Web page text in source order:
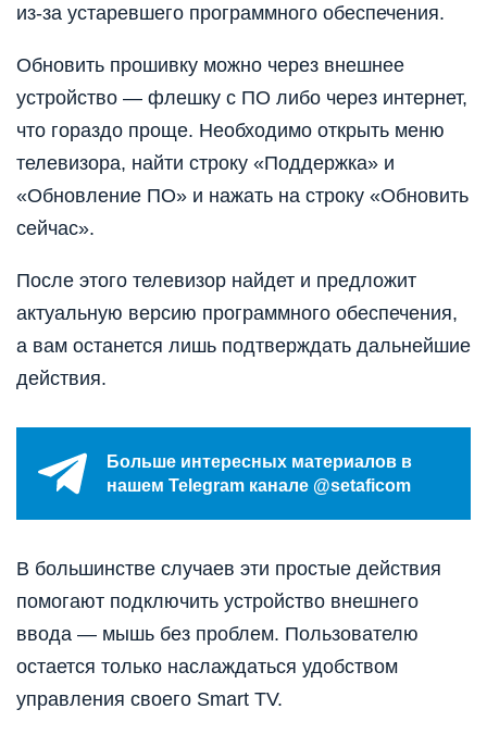
из-за устаревшего программного обеспечения.
Обновить прошивку можно через внешнее
устройство — флешку с ПО либо через интернет,
что гораздо проще. Необходимо открыть меню
телевизора, найти строку «Поддержка» и
«Обновление ПО» и нажать на строку «Обновить
сейчас».
После этого телевизор найдет и предложит
актуальную версию программного обеспечения,
а вам останется лишь подтверждать дальнейшие
действия.
Больше интересных материалов в
нашем Telegram канале @setaficom
В большинстве случаев эти простые действия
помогают подключить устройство внешнего
ввода — мышь без проблем. Пользователю
остается только наслаждаться удобством
управления своего Smart TV.